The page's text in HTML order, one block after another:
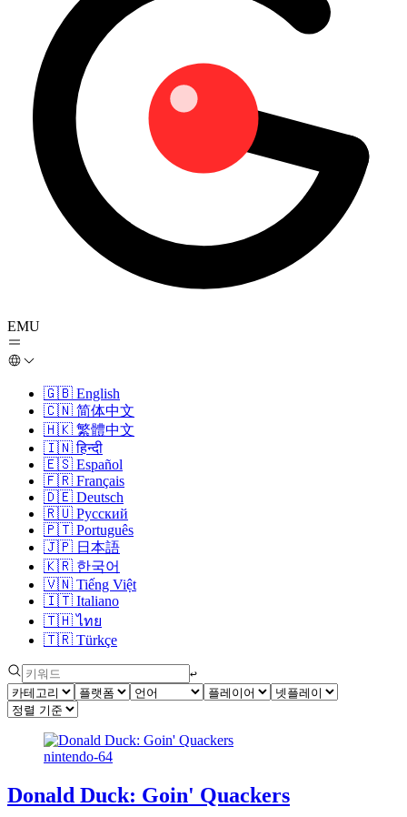
EMU
🇬🇧 English
🇨🇳 简体中文
🇭🇰 繁體中文
🇮🇳 हिन्दी
🇪🇸 Español
🇫🇷 Français
🇩🇪 Deutsch
🇷🇺 Русский
🇵🇹 Português
🇯🇵 日本語
🇰🇷 한국어
🇻🇳 Tiếng Việt
🇮🇹 Italiano
🇹🇭 ไทย
🇹🇷 Türkçe
↩︎
nintendo-64
Donald Duck: Goin' Quackers